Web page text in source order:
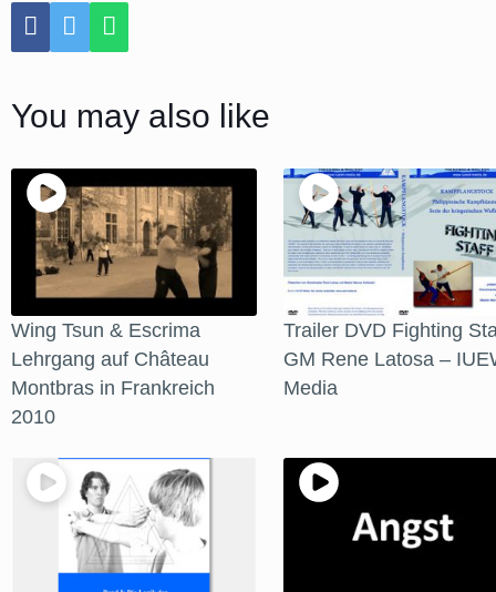
You may also like
Wing Tsun & Escrima
Lehrgang auf Château
Montbras in Frankreich
2010
Trailer DVD Fighting
GM Rene Latosa –
Media